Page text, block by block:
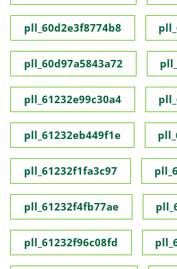
pll_60d2e3f8774b8
pll_60d97a5843a72
pll_61232e99c30a4
pll_61232eb449f1e
pll_61232f1fa3c97
pll_61232f4fb77ae
pll_61232f96c08fd